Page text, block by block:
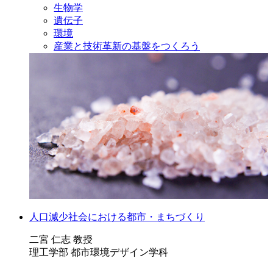
生物学
遺伝子
環境
産業と技術革新の基盤をつくろう
人口減少社会における都市・まちづくり
二宮 仁志 教授
理工学部 都市環境デザイン学科